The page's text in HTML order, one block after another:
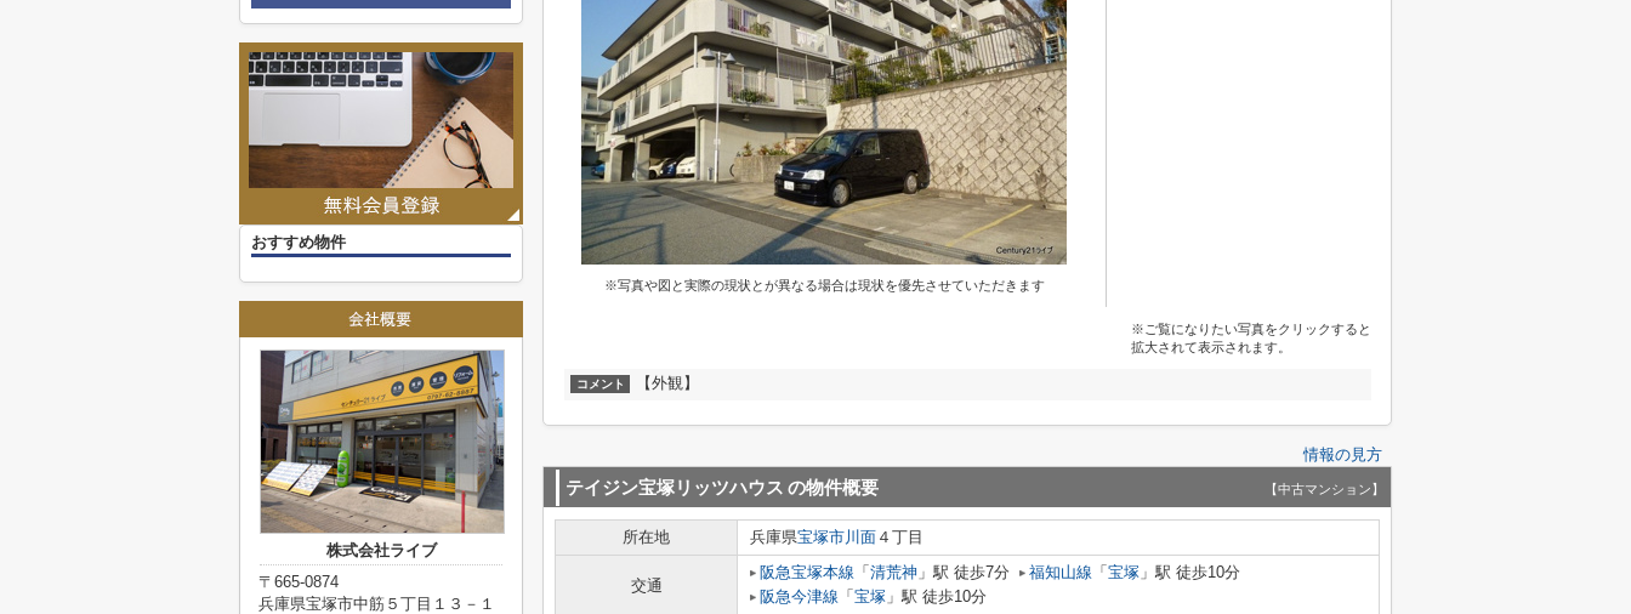
※写真や図と実際の現状とが異なる場合は現状を優先させていただきます
※ご覧になりたい写真をクリックすると
拡大されて表示されます。
コメント 【外観】
情報の見方
テイジン宝塚リッツハウス の物件概要 【中古マンション】
所在地 兵庫県宝塚市川面 ４丁目
交通
阪急宝塚本線 「 清荒神 」駅 徒歩7分 福知山線 「 宝塚 」駅 徒歩10分
阪急今津線 「 宝塚 」駅 徒歩10分
おすすめ物件
株式会社ライブ
〒665-0874
兵庫県宝塚市中筋５丁目１３－１